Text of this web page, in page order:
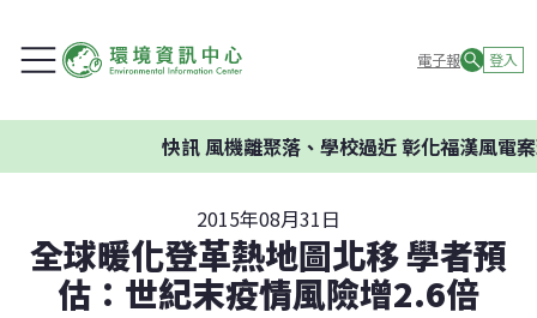
電子報 登入
快訊風機離聚落、學校過近 彰化福漢風電案環
2015年08月31日
全球暖化登革熱地圖北移 學者預
估：世紀末疫情風險增2.6倍